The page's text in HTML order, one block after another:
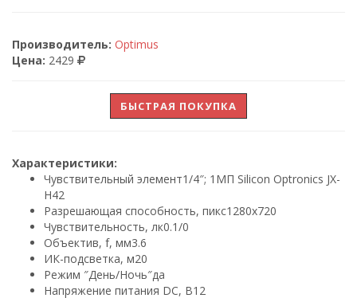
Производитель: Optimus
Цена: 2429
БЫСТРАЯ ПОКУПКА
Характеристики:
Чувствительный элемент1/4″; 1МП Silicon Optronics JX-
H42
Разрешающая способность, пикс1280х720
Чувствительность, лк0.1/0
Объектив, f, мм3.6
ИК-подсветка, м20
Режим ″День/Ночь″да
Напряжение питания DC, В12